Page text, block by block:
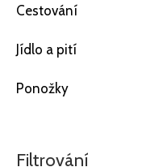
Cestování
Jídlo a pití
Ponožky
Filtrování